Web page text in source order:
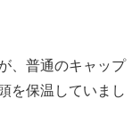
、普通のキャップ
を保温していまし